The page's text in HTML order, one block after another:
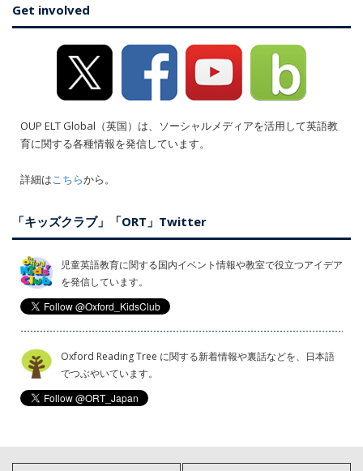
Get involved
OUP ELT Global（英国）は、ソーシャルメディアを活用して英語教
育に関する各種情報を発信しています。
詳細はこちらから。
「キッズクラブ」「ORT」Twitter
児童英語教育に関する国内イベント情報や教室で役立つアイデア
を発信しています。
Oxford Reading Tree に関する新着情報や裏話などを、日本語
でつぶやいています。